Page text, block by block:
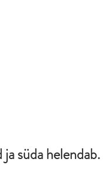
süda helendab.